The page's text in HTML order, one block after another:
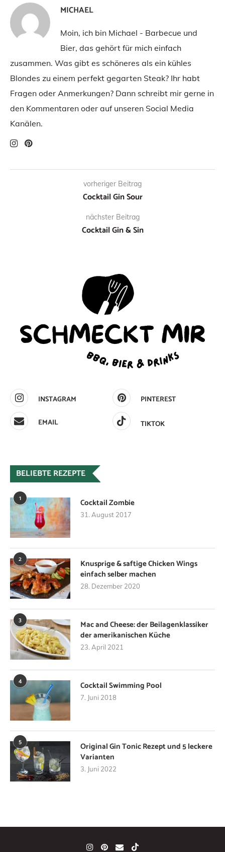
MICHAEL
Moin, ich bin Michael - Barbecue und
Bier, das gehört für mich einfach
zusammen. Was gibt es schöneres als ein kühles
Blondes zu einem perfekt gegarten Steak? Ihr habt
Fragen oder Anmerkungen? Dann schreibt mir gerne in
den Kommentaren oder auf unseren Social Media
Kanälen.
vorheriger Beitrag
Cocktail Gin Sour
nächster Beitrag
Cocktail Gin & Sin
INSTAGRAM
PINTEREST
EMAIL
TIKTOK
BELIEBTE REZEPTE
1 Cocktail Zombie
31. August 2017
2
Knusprige & saftige Chicken Wings
einfach selber machen
28. Dezember 2020
3
Mac and Cheese: der Beilagenklassiker
der amerikanischen Küche
23. April 2021
4 Cocktail Swimming Pool
7. Juni 2018
5
Original Gin Tonic Rezept und 5 leckere
Varianten
3. Juni 2022